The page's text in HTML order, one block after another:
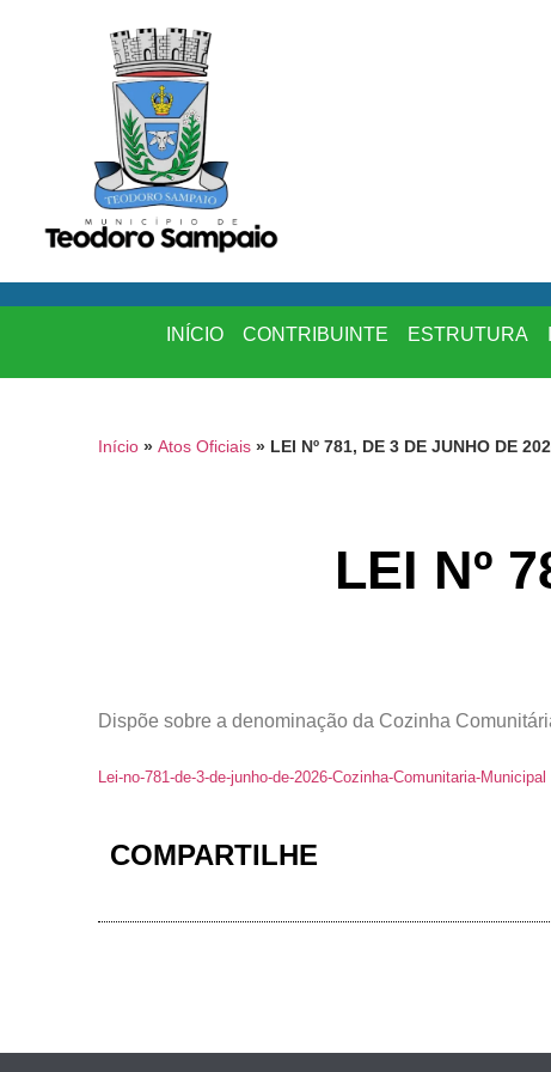
INÍCIO CONTRIBUINTE ESTRUTURA
Início » Atos Oficiais » LEI Nº 781, DE 3 DE JUNHO DE
LEI Nº
Dispõe sobre a denominação da Cozinha
Lei-no-781-de-3-de-junho-de-2026-Cozinha-Comunitaria-Municipal
COMPARTILHE